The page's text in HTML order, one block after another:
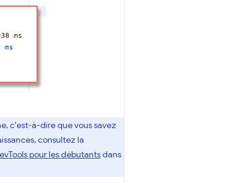
c'est-à-dire que vous savez
consultez la
pour les débutantsdans